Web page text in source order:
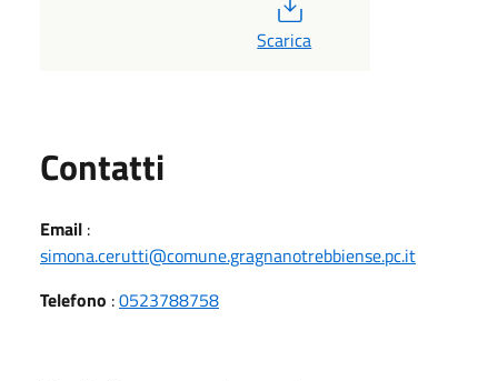
Scarica
Contatti
Email :
simona.cerutti@comune.gragnanotrebbiense.pc.it
Telefono :0523788758